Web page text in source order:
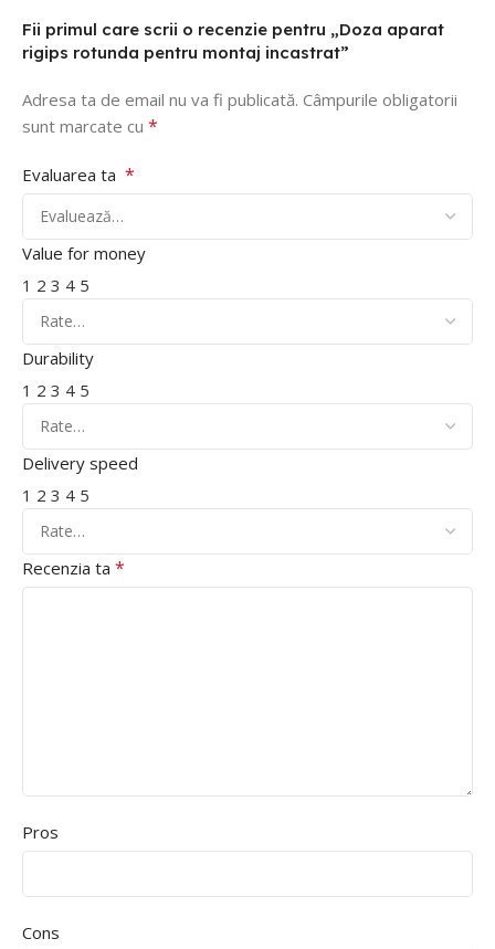
Fii primul care scrii o recenzie pentru „Doza aparat
rigips rotunda pentru montaj incastrat”
Adresa ta de email nu va fi publicată. Câmpurile obligatorii
sunt marcate cu *
Evaluarea ta *
Value for money
1 2 3 4 5
Durability
1 2 3 4 5
Delivery speed
1 2 3 4 5
Recenzia ta *
Pros
Cons